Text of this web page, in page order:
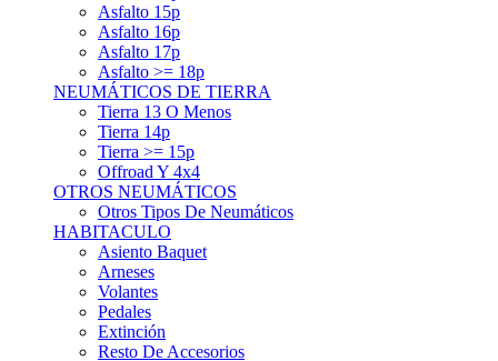
Asfalto 15p
Asfalto 16p
Asfalto 17p
Asfalto >= 18p
NEUMÁTICOS DE TIERRA
Tierra 13 O Menos
Tierra 14p
Tierra >= 15p
Offroad Y 4x4
OTROS NEUMÁTICOS
Otros Tipos De Neumáticos
HABITACULO
Asiento Baquet
Arneses
Volantes
Pedales
Extinción
Resto De Accesorios